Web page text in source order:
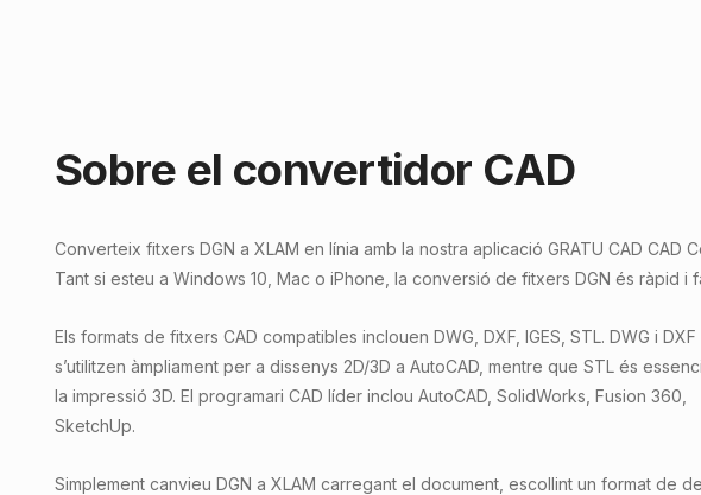
Sobre el convertidor CAD
Converteix fitxers DGN a XLAM en línia amb la nostra aplicació GRATU CAD CAD
Tant si esteu a Windows 10, Mac o iPhone, la conversió de fitxers DGN és ràpid i
Els formats de fitxers CAD compatibles inclouen DWG, DXF, IGES, STL. DWG i DXF
s’utilitzen àmpliament per a dissenys 2D/3D a AutoCAD, mentre que STL és
la impressió 3D. El programari CAD líder inclou AutoCAD, SolidWorks, Fusion 360,
SketchUp.
Simplement canvieu DGN a XLAM carregant el document, escollint un format de